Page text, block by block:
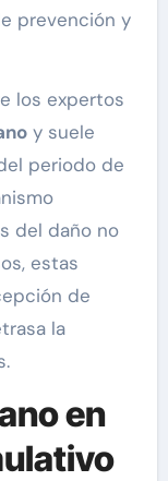
prevención y
los expertos
y suele
periodo de
del daño no
estas
de
la
en